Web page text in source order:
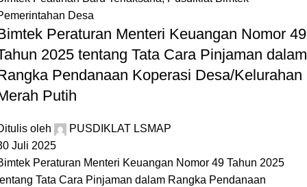
Desa
Peraturan Menteri Keuangan Nomor 49
2025 tentang Tata Cara Pinjaman dalam
Pendanaan Koperasi Desa/Kelurahan
Putih
oleh
PUSDIKLAT LSMAP
Juli 2025
Peraturan Menteri Keuangan Nomor 49 Tahun 2025
Tata Cara Pinjaman dalam Rangka Pendanaan